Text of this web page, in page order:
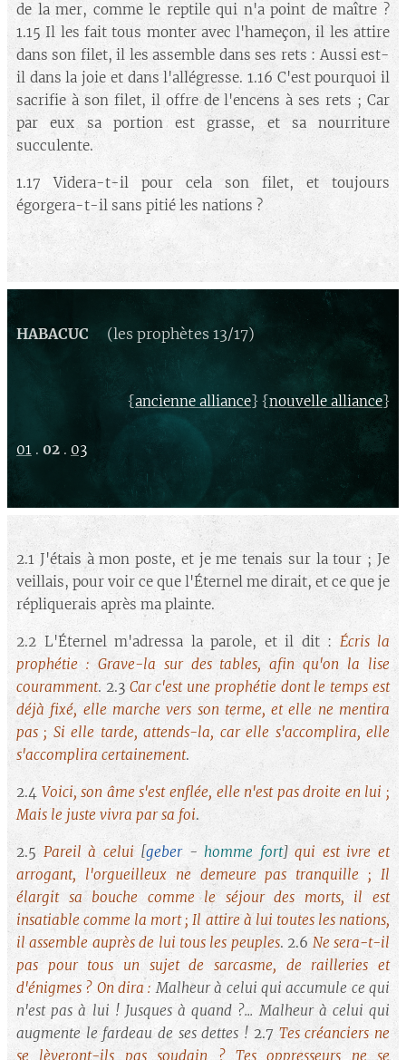
de la mer, comme le reptile qui n'a point de maître ?
1.15 Il les fait tous monter avec l'hameçon, il les attire
dans son filet, il les assemble dans ses rets : Aussi est-
il dans la joie et dans l'allégresse. 1.16 C'est pourquoi il
sacrifie à son filet, il offre de l'encens à ses rets ; Car
par eux sa portion est grasse, et sa nourriture
succulente.
1.17 Videra-t-il pour cela son filet, et toujours
égorgera-t-il sans pitié les nations ?
HABACUC (les prophètes 13/17)
{ancienne alliance} {nouvelle alliance}
01 . 02 . 03
2.1 J'étais à mon poste, et je me tenais sur la tour ; Je
veillais, pour voir ce que l'Éternel me dirait, et ce que je
répliquerais après ma plainte.
2.2 L'Éternel m'adressa la parole, et il dit : Écris la
prophétie : Grave-la sur des tables, afin qu'on la lise
couramment. 2.3 Car c'est une prophétie dont le temps est
déjà fixé, elle marche vers son terme, et elle ne mentira
pas ; Si elle tarde, attends-la, car elle s'accomplira, elle
s'accomplira certainement.
2.4 Voici, son âme s'est enflée, elle n'est pas droite en lui ;
Mais le juste vivra par sa foi.
2.5 Pareil à celui[geber- homme fort]qui est ivre et
arrogant, l'orgueilleux ne demeure pas tranquille ; Il
élargit sa bouche comme le séjour des morts, il est
insatiable comme la mort ; Il attire à lui toutes les nations,
il assemble auprès de lui tous les peuples. 2.6 Ne sera-t-il
pas pour tous un sujet de sarcasme, de railleries et
d'énigmes ? On dira : Malheur à celui qui accumule ce qui
n'est pas à lui ! Jusques à quand ?... Malheur à celui qui
augmente le fardeau de ses dettes ! 2.7 Tes créanciers ne
se lèveront-ils pas soudain ? Tes oppresseurs ne se